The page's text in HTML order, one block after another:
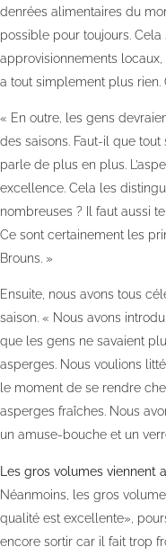
denrées alimentaires du
possible pour toujours.
approvisionnements locaux,
a tout simplement plus rien.
« En outre, les gens
des saisons. Faut-il que tout
parle de plus en plus.
excellence. Cela les
nombreuses ? Il faut aussi
Ce sont certainement les
Brouns. »
Ensuite, nous avons tous
saison. « Nous avons
que les gens ne savaient
asperges. Nous voulions
le moment de se rendre
asperges fraîches. Nous
un amuse-bouche et un
Les gros volumes viennent
Néanmoins, les gros
qualité est excellente»,
encore sortir car il fait trop